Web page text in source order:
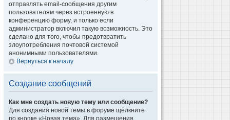
отправлять email-сообщения другим
пользователям через встроенную в
конференцию форму, и только если
администратор включил такую возможность. Это
сделано для того, чтобы предотвратить
злоупотребления почтовой системой
анонимными пользователями.
Вернуться к началу
Создание сообщений
Как мне создать новую тему или сообщение?
Для создания новой темы в форуме щёлкните
по кнопке «Новая тема». Для размещения